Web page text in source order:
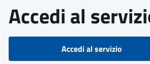
Accedi al
Accedi al servizio